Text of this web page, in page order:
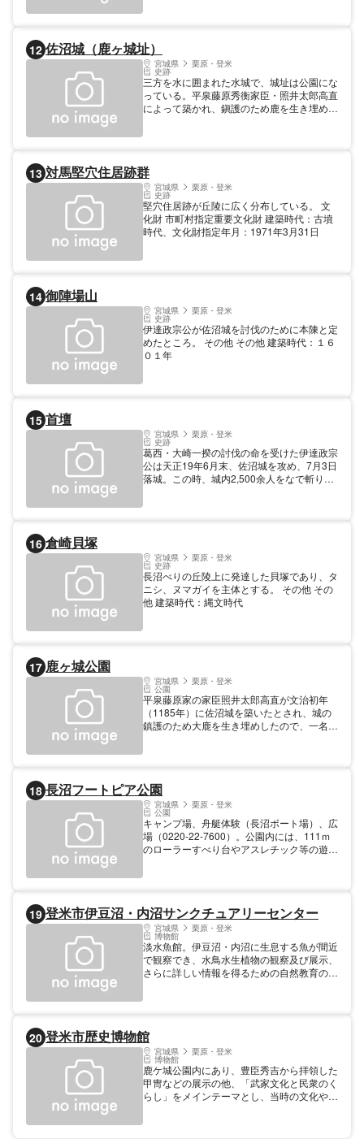
12 佐沼城（鹿ヶ城址）
宮城県 栗原・登米
史跡
三方を水に囲まれた水城で、城址は公園にな
っている。平泉藤原秀衡家臣・照井太郎高直
によって築かれ、鎭護のため鹿を生き埋めし
13 対馬堅穴住居跡群
宮城県 栗原・登米
史跡
堅穴住居跡が丘陵に広く分布している。 文
化財 市町村指定重要文化財 建築時代：古墳
時代、文化財指定年月：1971年3月31日
14 御陣場山
宮城県 栗原・登米
史跡
伊達政宗公が佐沼城を討伐のために本陳と定
めたところ。 その他 その他 建築時代：１６
０１年
15 首壇
宮城県 栗原・登米
史跡
葛西・大崎一揆の討伐の命を受けた伊達政宗
公は天正19年6月末、佐沼城を攻め、7月3日
落城。この時、城内2,500余人をなで斬り、
16 倉崎貝塚
宮城県 栗原・登米
史跡
長沼べりの丘陵上に発達した貝塚であり、タ
ニシ、ヌマガイを主体とする。 その他 その
他 建築時代：縄文時代
17 鹿ヶ城公園
宮城県 栗原・登米
公園
平泉藤原家の家臣照井太郎高直が文治初年
（1185年）に佐沼城を築いたとされ、城の
鎮護のため大鹿を生き埋めしたので、一名
18 長沼フートピア公園
宮城県 栗原・登米
公園
キャンプ場、舟艇体験（長沼ボート場）、広
場（0220-22-7600）。公園内には、111ｍ
のローラーすべり台やアスレチック等の遊具
19 登米市伊豆沼・内沼サンクチュアリーセンター
宮城県 栗原・登米
博物館
淡水魚館。伊豆沼・内沼に生息する魚が間近
で観察でき、水鳥水生植物の観察及び展示、
さらに詳しい情報を得るための自然教育の館
20 登米市歴史博物館
宮城県 栗原・登米
博物館
鹿ケ城公園内にあり、豊臣秀吉から拝領した
甲冑などの展示の他、「武家文化と民衆のく
らし」をメインテーマとし、当時の文化や生